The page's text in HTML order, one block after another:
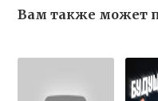
Вам также может